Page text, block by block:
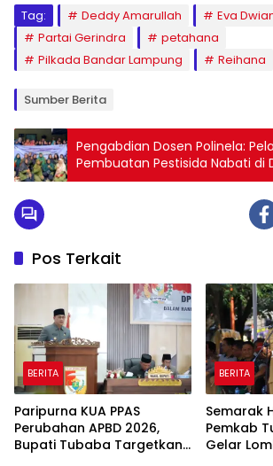
Tag: Deddy Amarullah
Eva
Partai Gerindra
petahana
Pilkada Bandar Lampung
Reihana
Sumber Berita
Pengabdian Dosen Polinela:
Pembuatan Pestisida Nabati di
untuk Petani Kakao
Pos Terkait
BERITA
Paripurna KUA PPAS
Perubahan APBD 2026,
Bupati Tubaba Targetkan
BERITA
Semarak
Pemkab
Gelar